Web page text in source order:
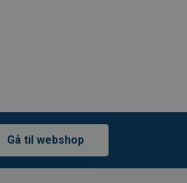
Gå til webshop